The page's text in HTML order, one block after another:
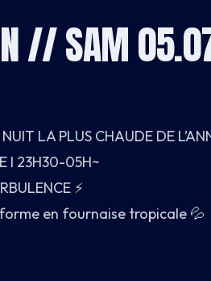
// SAM
LA PLUS CHAUDE DE
l 23H30-05H~
⚡️
en fournaise tropicale 💦